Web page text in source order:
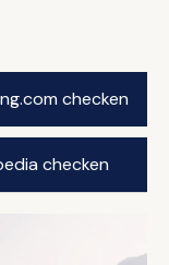
checken
checken